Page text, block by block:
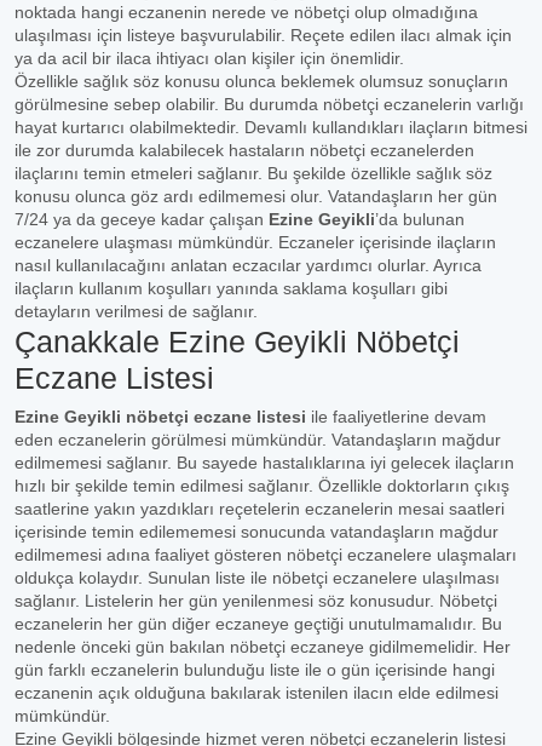
noktada hangi eczanenin nerede ve nöbetçi olup olmadığına
ulaşılması için listeye başvurulabilir. Reçete edilen ilacı almak için
ya da acil bir ilaca ihtiyacı olan kişiler için önemlidir.
Özellikle sağlık söz konusu olunca beklemek olumsuz sonuçların
görülmesine sebep olabilir. Bu durumda nöbetçi eczanelerin varlığı
hayat kurtarıcı olabilmektedir. Devamlı kullandıkları ilaçların bitmesi
ile zor durumda kalabilecek hastaların nöbetçi eczanelerden
ilaçlarını temin etmeleri sağlanır. Bu şekilde özellikle sağlık söz
konusu olunca göz ardı edilmemesi olur. Vatandaşların her gün
7/24 ya da geceye kadar çalışan Ezine Geyikli’da bulunan
eczanelere ulaşması mümkündür. Eczaneler içerisinde ilaçların
nasıl kullanılacağını anlatan eczacılar yardımcı olurlar. Ayrıca
ilaçların kullanım koşulları yanında saklama koşulları gibi
detayların verilmesi de sağlanır.
Çanakkale Ezine Geyikli Nöbetçi
Eczane Listesi
Ezine Geyikli nöbetçi eczane listesi ile faaliyetlerine devam
eden eczanelerin görülmesi mümkündür. Vatandaşların mağdur
edilmemesi sağlanır. Bu sayede hastalıklarına iyi gelecek ilaçların
hızlı bir şekilde temin edilmesi sağlanır. Özellikle doktorların çıkış
saatlerine yakın yazdıkları reçetelerin eczanelerin mesai saatleri
içerisinde temin edilememesi sonucunda vatandaşların mağdur
edilmemesi adına faaliyet gösteren nöbetçi eczanelere ulaşmaları
oldukça kolaydır. Sunulan liste ile nöbetçi eczanelere ulaşılması
sağlanır. Listelerin her gün yenilenmesi söz konusudur. Nöbetçi
eczanelerin her gün diğer eczaneye geçtiği unutulmamalıdır. Bu
nedenle önceki gün bakılan nöbetçi eczaneye gidilmemelidir. Her
gün farklı eczanelerin bulunduğu liste ile o gün içerisinde hangi
eczanenin açık olduğuna bakılarak istenilen ilacın elde edilmesi
mümkündür.
Ezine Geyikli bölgesinde hizmet veren nöbetçi eczanelerin listesi